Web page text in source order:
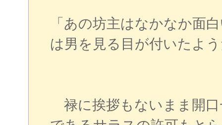
「あの坊主はなかなか面
は男を見る目が付いたよ
禄に挨拶もないまま開口